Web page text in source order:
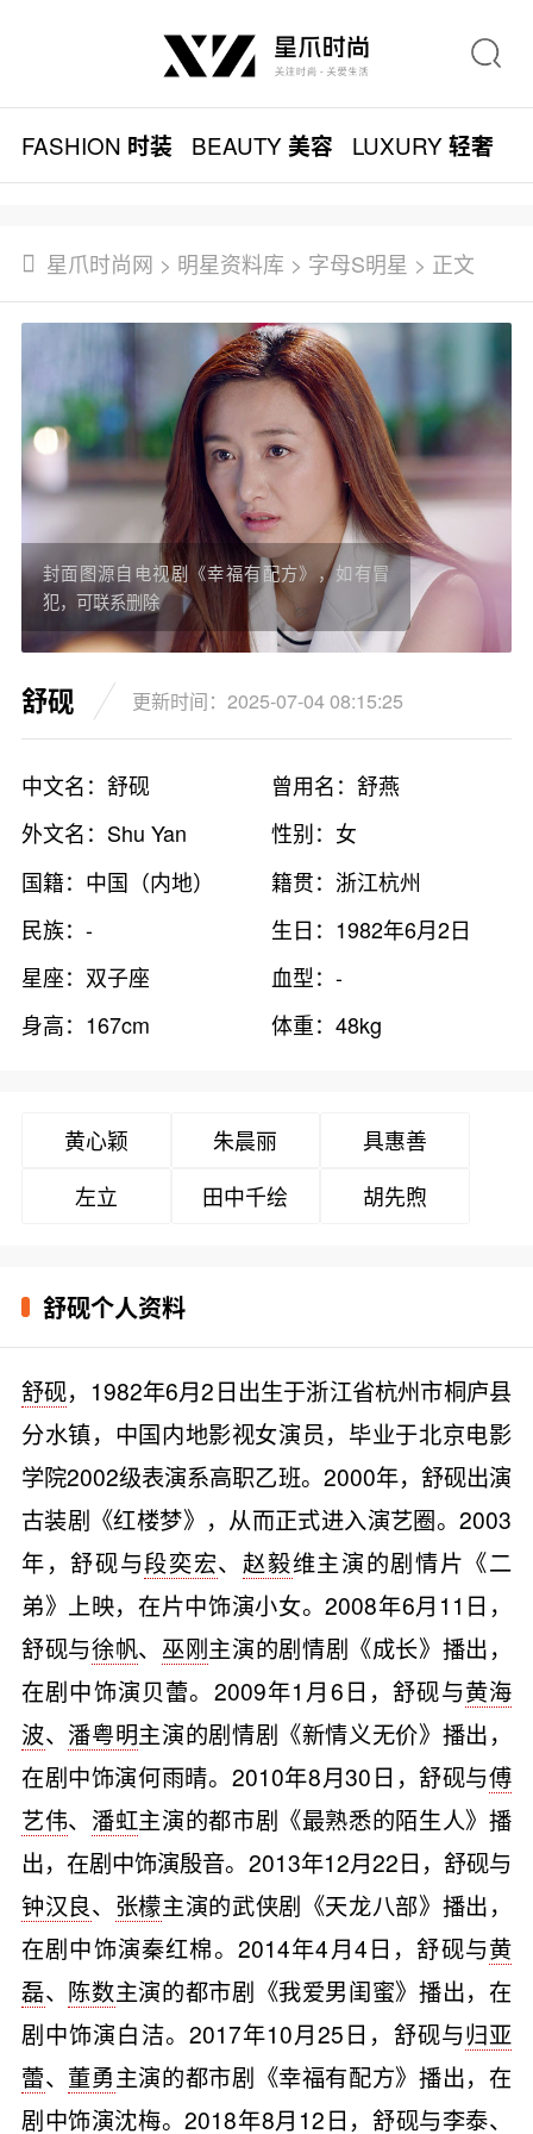
FASHION 时装 BEAUTY美容 LUXURY轻奢
星爪时尚网 > 明星资料库 > 字母S明星 > 正文
封面图源自电视剧《幸福有配方》，如有冒
犯，可联系删除
舒砚 更新时间：2025-07-04 08:15:25
中文名：舒砚
曾用名：舒燕
外文名：Shu Yan
性别：女
国籍：中国（内地）
籍贯：浙江杭州
民族：-
生日：1982年6月2日
星座：双子座
血型：-
身高：167cm
体重：48kg
黄心颖 朱晨丽
具惠善
左立
田中千绘 胡先煦
舒砚个人资料
舒砚，1982年6月2日出生于浙江省杭州市桐庐县
分水镇，中国内地影视女演员，毕业于北京电影
学院2002级表演系高职乙班。2000年，舒砚出演
古装剧《红楼梦》，从而正式进入演艺圈。2003
年，舒砚与段奕宏、 赵毅维主演的剧情片《二
弟》上映，在片中饰演小女。2008年6月11日，
舒砚与徐帆、 巫刚主演的剧情剧《成长》播出，
在剧中饰演贝蕾。2009年1月6日，舒砚与黄海
波、 潘粤明主演的剧情剧《新情义无价》播出，
在剧中饰演何雨晴。2010年8月30日，舒砚与傅
艺伟、 潘虹主演的都市剧《最熟悉的陌生人》播
出，在剧中饰演殷音。2013年12月22日，舒砚与
钟汉良、 张檬主演的武侠剧《天龙八部》播出，
在剧中饰演秦红棉。2014年4月4日，舒砚与黄
磊、 陈数主演的都市剧《我爱男闺蜜》播出，在
剧中饰演白洁。2017年10月25日，舒砚与归亚
蕾、 董勇主演的都市剧《幸福有配方》播出，在
剧中饰演沈梅。2018年8月12日，舒砚与李泰、